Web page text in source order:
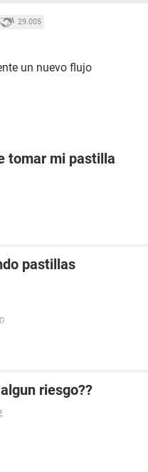
29.005
un nuevo flujo
tomar mi pastilla
pastillas
riesgo??